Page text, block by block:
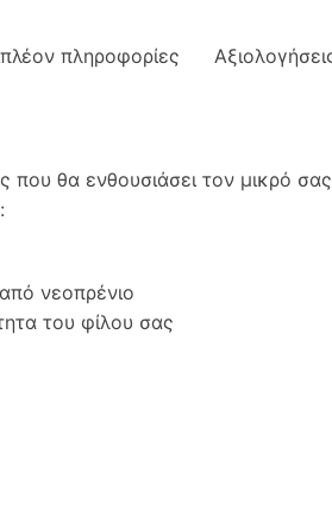
πληροφορίες
που θα ενθουσιάσει τον μικρό
νεοπρένιο
του φίλου σας